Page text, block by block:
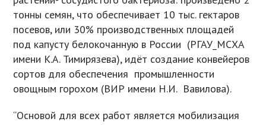
тонны семян, что обеспечивает 10 тыс. гектаров
посевов, или 30% производственных площадей
под капусту белокочанную в России (РГАУ_МСХА
имени К.А. Тимирязева), идёт создание конвейеров
сортов для обеспечения промышленности
овощным горохом (ВИР имени Н.И. Вавилова).
“Основой для всех работ является мобилизация